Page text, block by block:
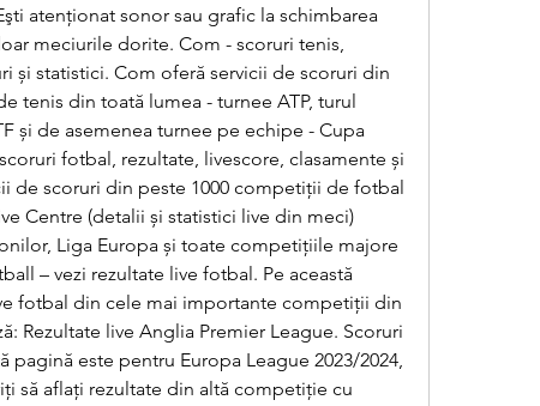
atenţionat sonor sau grafic la schimbarea
meciurile dorite. Com - scoruri tenis,
și statistici. Com oferă servicii de scoruri din
tenis din toată lumea - turnee ATP, turul
și de asemenea turnee pe echipe - Cupa
fotbal, rezultate, livescore, clasamente și
de scoruri din peste 1000 competiții de fotbal
Centre (detalii și statistici live din meci)
Liga Europa și toate competițiile majore
– vezi rezultate live fotbal. Pe această
fotbal din cele mai importante competiții din
Rezultate live Anglia Premier League. Scoruri
pagină este pentru Europa League 2023/2024,
să aflați rezultate din altă competiție cu